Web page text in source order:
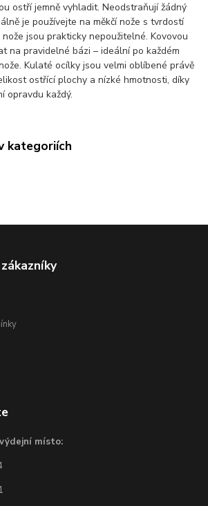
ostří jemně vyhladit. Neodstraňují žádný
je používejte na měkčí nože s tvrdostí
jsou prakticky nepoužitelné. Kovovou
na pravidelné bázi – ideální po každém
Kulaté ocílky jsou velmi oblíbené právě
ostřící plochy a nízké hmotnosti, díky
opravdu každý.
kategoriích
místo: